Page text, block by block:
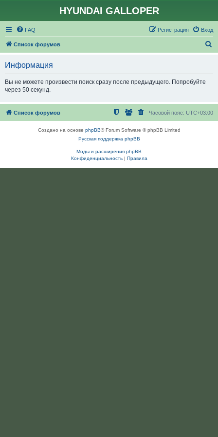
HYUNDAI GALLOPER
FAQ Вход
Регистрация
Список форумов
Информация
Вы не можете произвести поиск сразу после предыдущего. Попробуйте
через 50 секунд.
Список форумов Часовой пояс: UTC+03:00
Создано на основе phpBB® Forum Software © phpBB Limited
Русская поддержка phpBB
Моды и расширения phpBB
Конфиденциальность| Правила